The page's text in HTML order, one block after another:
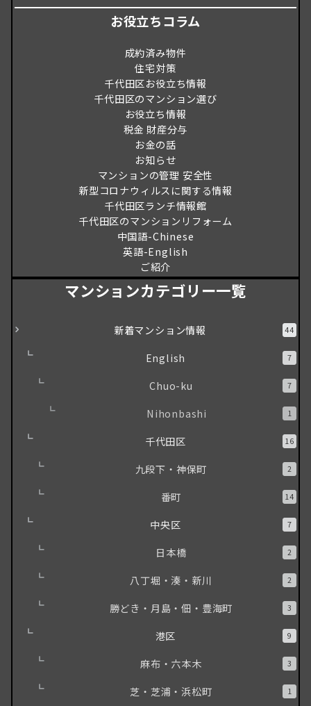
お役立ちコラム
成約済み物件
住宅対策
千代田区お役立ち情報
千代田区のマンション選び
お役立ち情報
税金 財産分与
お金の話
お知らせ
マンションの管理 安全性
新型コロナウィルスに関する情報
千代田区ランチ情報館
千代田区のマンションリフォーム
中国語-Chinese
英語-English
ご紹介
マンションカテゴリー一覧
新着マンション情報 44
English 7
Chuo-ku 7
Nihonbashi 1
千代田区 16
九段下・神保町 2
番町 14
中央区 7
日本橋 2
八丁堀・湊・新川 2
勝どき・月島・佃・豊海町 3
港区 9
麻布・六本木 3
芝・芝浦・浜松町 1